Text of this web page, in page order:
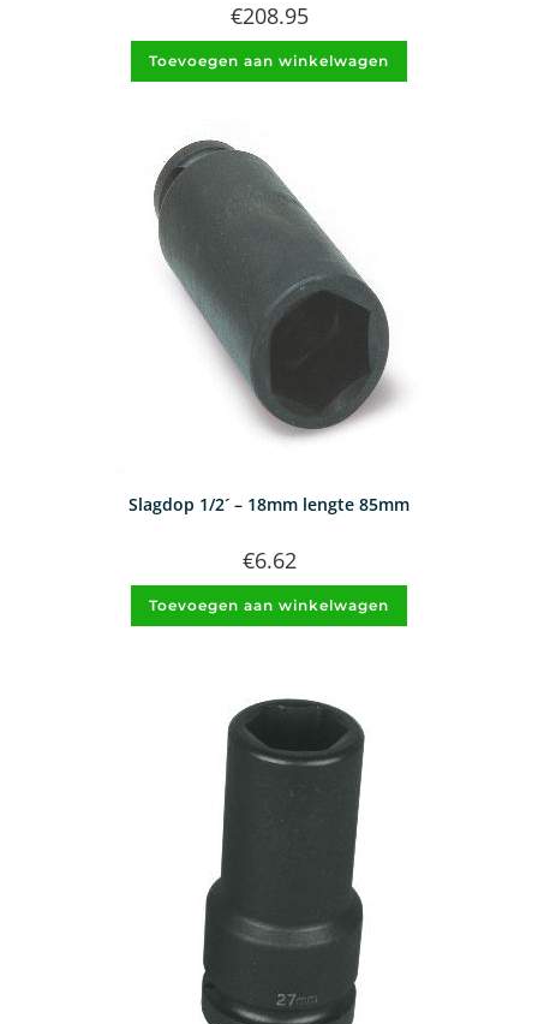
€208.95
Toevoegen aan winkelwagen
Slagdop 1/2´ – 18mm lengte 85mm
€6.62
Toevoegen aan winkelwagen